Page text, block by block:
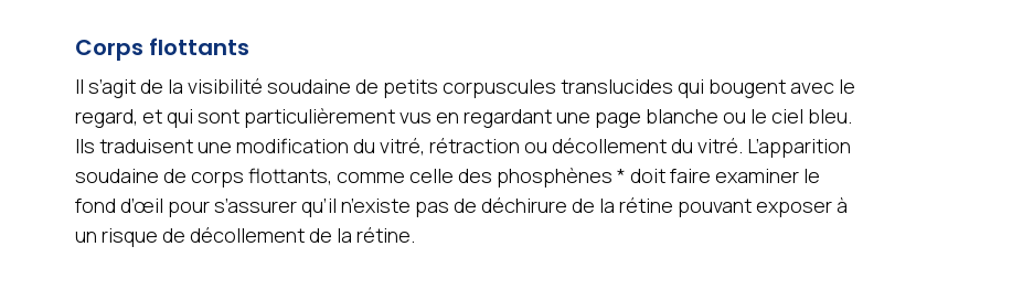
Corps flottants
Il s’agit de la visibilité soudaine de petits corpuscules translucides qui bougent avec le
regard, et qui sont particulièrement vus en regardant une page blanche ou le ciel bleu.
Ils traduisent une modification du vitré, rétraction ou décollement du vitré. L’apparition
soudaine de corps flottants, comme celle des phosphènes * doit faire examiner le
fond d’œil pour s’assurer qu’il n’existe pas de déchirure de la rétine pouvant exposer à
un risque de décollement de la rétine.